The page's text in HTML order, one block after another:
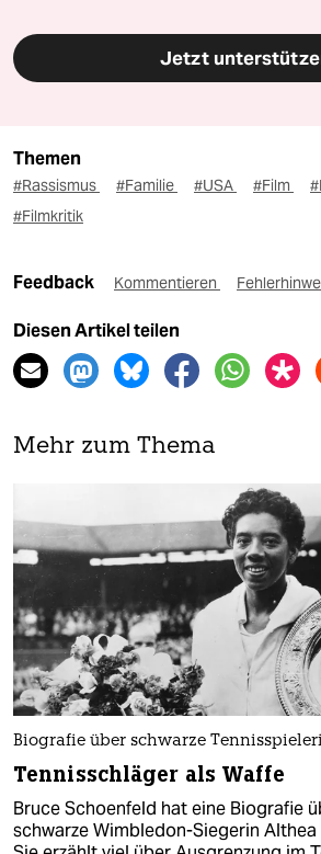
Jetzt
Themen
#Rassismus #Familie #USA #Film
#Filmkritik
Feedback Kommentieren
Diesen Artikel teilen
Mehr zum Thema
Biografie über schwarze
Tennisschläger als Waffe
Bruce Schoenfeld hat eine Biografie
schwarze Wimbledon-Siegerin